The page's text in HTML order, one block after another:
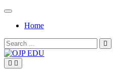
Skip
contentHome
Search
for: